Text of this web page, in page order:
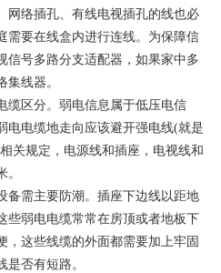
网络插孔、有线电视插孔的线也必
需要在线盒内进行连线。为保障信
信号多路分支适配器，如果家中多
线器。
区分。弱电信息属于低压电信
电电缆地走向应该避开强电线(就是
关规定，电源线和插座，电视线和
需主要防潮。插座下边线以距地
些弱电电缆常常在房顶或者地板下
，这些线缆的外面都需要加上牢固
否有短路。